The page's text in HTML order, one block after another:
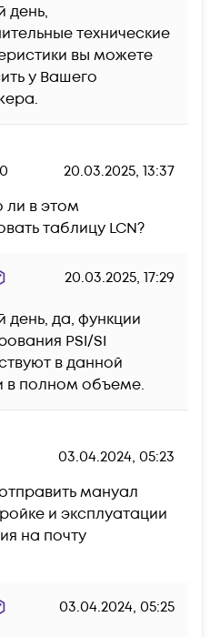
день,
технические
вы можете
у Вашего
20.03.2025, 13:37
ли в этом
таблицу LCN?
20.03.2025, 17:29
да, функции
PSI/SI
в данной
в полном объеме.
03.04.2024, 05:23
мануал
и эксплуатации
на почту
03.04.2024, 05:25